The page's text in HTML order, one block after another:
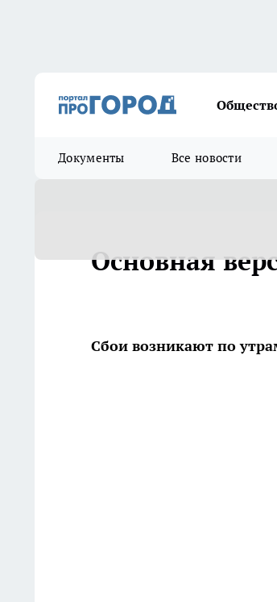
Документы Все новости
Основная
Сбои возникают по